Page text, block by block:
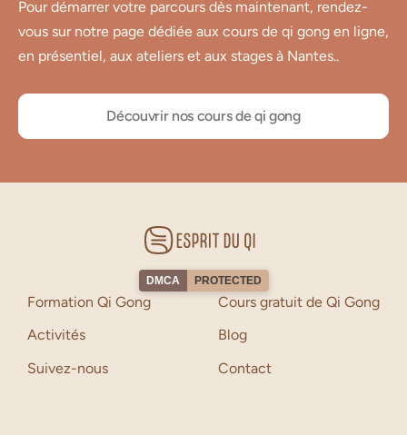
Pour démarrer votre parcours dès maintenant, rendez-
vous sur notre page dédiée aux cours de qi gong en ligne,
en présentiel, aux ateliers et aux stages à Nantes..
Découvrir nos cours de qi gong
DMCA PROTECTED
Formation Qi Gong
Cours gratuit de Qi Gong
Activités
Blog
Suivez-nous
Contact